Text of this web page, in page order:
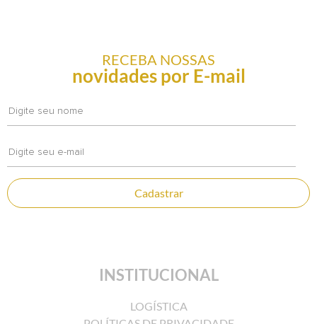
RECEBA NOSSAS
novidades por E-mail
Cadastrar
INSTITUCIONAL
LOGÍSTICA